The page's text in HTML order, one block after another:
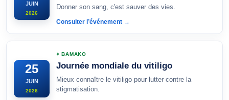
JUIN
2026
Donner son sang, c'est sauver des vies.
Consulter l’événement →
25
JUIN
2026
⌖ BAMAKO
Journée mondiale du vitiligo
Mieux connaître le vitiligo pour lutter contre la
stigmatisation.